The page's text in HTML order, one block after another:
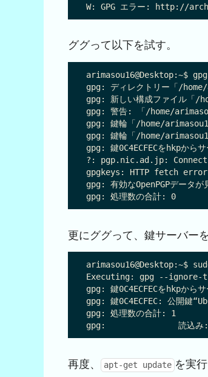
ググって以下を試す。
arimasou16@Desktop:~$
gpg: ディレクトリー「/
gpg: 新しい構成ファイル「/
gpg: 警告: 「/home/
gpg: 鍵輪「/home/
gpg: 鍵輪「/home/
gpg: 鍵0C4ECFECをhkpか
?: pgp.nic.ad.jp:
gpgkeys: HTTP fetch
gpg: 有効なOpenPGPデータが
更にググって、鍵サーバーを
arimasou16@Desktop:~$
Executing: gpg --
gpg: 鍵0C4ECFECをhkpから
gpg: 鍵0C4ECFEC: 公開鍵
gpg: 処理数の合計: 1
再度、 apt-get update を実行